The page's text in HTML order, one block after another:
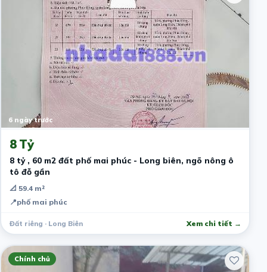
6 ngày trước
8 Tỷ
8 tỷ , 60 m2 đất phố mai phúc - Long biên, ngõ nông ô
tô đỗ gần
📐 59.4 m²
📍phố mai phúc
Đất riêng · Long Biên Xem chi tiết →
Chính chủ